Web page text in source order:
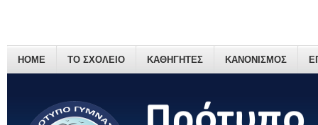
HOME ΤΟ ΣΧΟΛΕΙΟ ΚΑΘΗΓΗΤΕΣ ΚΑΝΟΝΙΣΜΟΣ